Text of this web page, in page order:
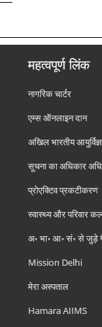
महत्वपूर्ण लिंक
नागरिक चार्टर
एम्स ऑनलाइन दान
अखिल भारतीय
सूचना का अधिकार
प्रोएक्टिव प्रकटीकरण
स्वास्थ्य और परिवार
अ॰ भा॰ आ॰ सं॰ से जुड़े
Mission Delhi
मेरा अस्पताल
Hamara AIIMS